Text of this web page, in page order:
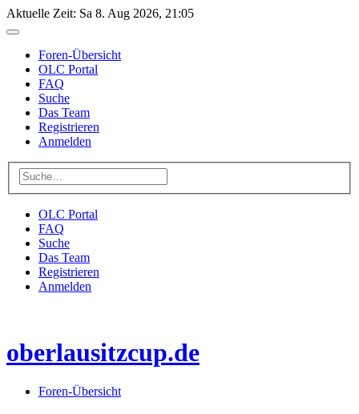
Aktuelle Zeit: Sa 8. Aug 2026, 21:05
Foren-Übersicht
OLC Portal
FAQ
Suche
Das Team
Registrieren
Anmelden
OLC Portal
FAQ
Suche
Das Team
Registrieren
Anmelden
oberlausitzcup.de
Foren-Übersicht